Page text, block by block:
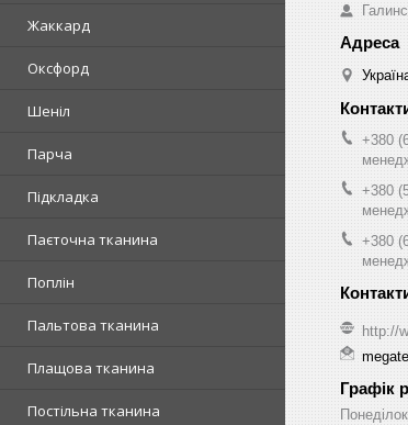
Жаккард
Оксфорд
Шеніл
Парча
Підкладка
Паєточна тканина
Поплін
Пальтова тканина
Плащова тканина
Постільна тканина
+380
+380
+380
http://
Графік
Понеділок